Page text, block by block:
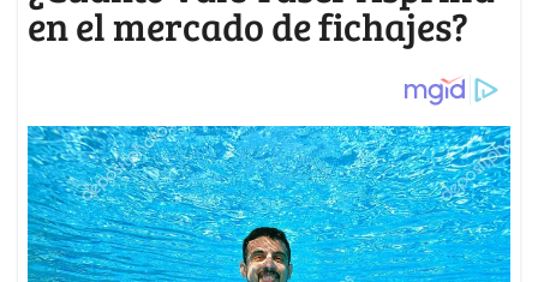
en el mercado de fichajes?